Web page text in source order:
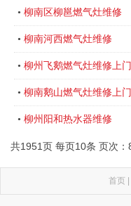
• 柳南区柳邕燃气灶维修
• 柳南河西燃气灶维修
• 柳州飞鹅燃气灶维修上门
• 柳南鹅山燃气灶维修上门
• 柳州阳和热水器维修
共1951页 每页10条 页次：
首页 |